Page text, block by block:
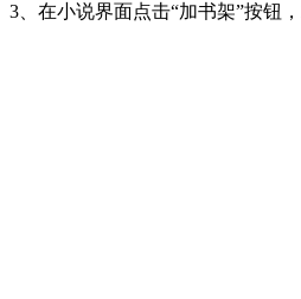
3、在小说界面点击“加书架”按钮